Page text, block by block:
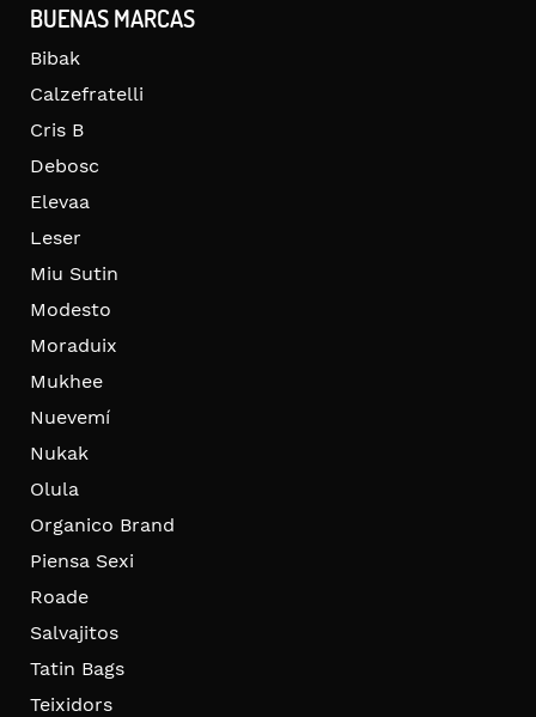
BUENAS MARCAS
Bibak
Calzefratelli
Cris B
Debosc
Elevaa
Leser
Miu Sutin
Modesto
Moraduix
Mukhee
Nuevemí
Nukak
Olula
Organico Brand
Piensa Sexi
Roade
Salvajitos
Tatin Bags
Teixidors